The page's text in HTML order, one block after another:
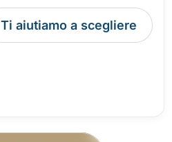
Ti aiutiamo a scegliere